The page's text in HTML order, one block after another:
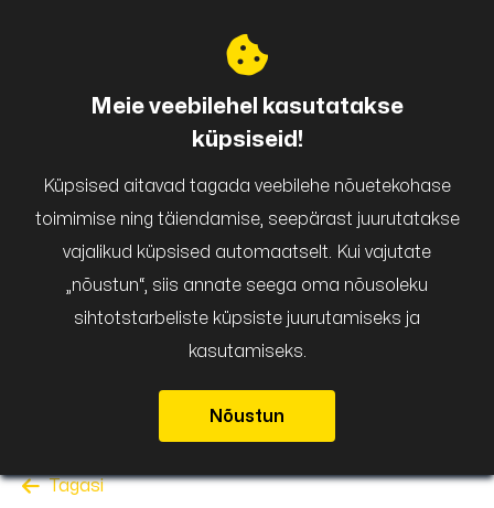
Tagasi
Meie veebilehel kasutatakse
küpsiseid!
Küpsised aitavad tagada veebilehe nõuetekohase
toimimise ning täiendamise, seepärast juurutatakse
vajalikud küpsised automaatselt. Kui vajutate
„nõustun“, siis annate seega oma nõusoleku
sihtotstarbeliste küpsiste juurutamiseks ja
kasutamiseks.
Nõustun